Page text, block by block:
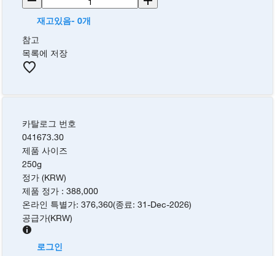
재고있음- 0개
참고
목록에 저장
카탈로그 번호
041673.30
제품 사이즈
250g
정가 (KRW)
제품 정가 :388,000
온라인 특별가:376,360(종료:31-Dec-2026)
공급가(KRW)
로그인